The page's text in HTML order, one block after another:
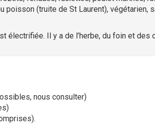
(truite de St Laurent), végétarien,
électrifiée. Il y a de l’herbe, du foin et
nous consulter)